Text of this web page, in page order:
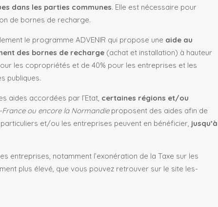
dans les parties communes. Elle est nécessaire pour
de bornes de recharge.
le programme ADVENIR qui propose une aide au
des bornes de recharge (achat et installation) à hauteur
les copropriétés et de 40% pour les entreprises et les
publiques.
aides accordées par l’Etat, certaines régions et/ou
France ou encore la Normandieproposent des aides afin de
et/ou les entreprises peuvent en bénéficier, jusqu’à
entreprises, notamment l’exonération de la Taxe sur les
plus élevé, que vous pouvez retrouver sur le site les-